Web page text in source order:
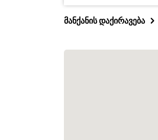
მანქანის დაქირავება